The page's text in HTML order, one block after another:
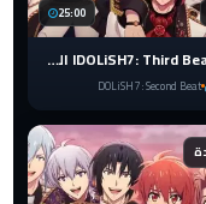
25:00
انمي IDOLiSH7: Third Beat الضربة الثالثة الحلقة 9 مترجمة
DOLiSH7 : Second Beat